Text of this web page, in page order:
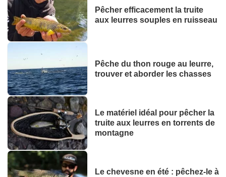
Pêcher efficacement la truite
aux leurres souples en ruisseau
Pêche du thon rouge au leurre,
trouver et aborder les chasses
Le matériel idéal pour pêcher la
truite aux leurres en torrents de
montagne
Le chevesne en été : pêchez-le à